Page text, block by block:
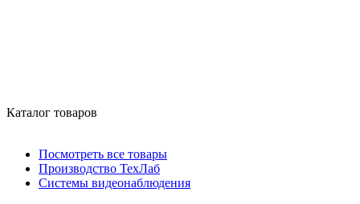
Каталог товаров
Посмотреть все товары
Производство ТехЛаб
Системы видеонаблюдения